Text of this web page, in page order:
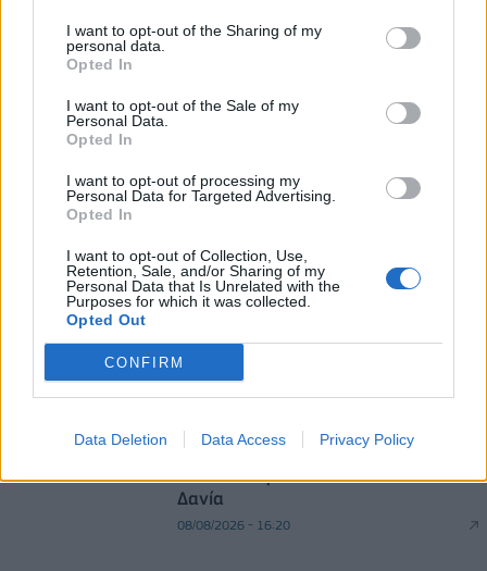
I want to opt-out of the Sharing of my
personal data.
Opted In
I want to opt-out of the Sale of my
Personal Data.
Opted In
I want to opt-out of processing my
Personal Data for Targeted Advertising.
Opted In
I want to opt-out of Collection, Use,
Retention, Sale, and/or Sharing of my
Personal Data that Is Unrelated with the
Purposes for which it was collected.
Opted Out
CONFIRM
Data Deletion Data Access Privacy Policy
Χρηματιστήριο Αθηνών: Εβδομαδιαία άνοδος
1,76%, κέρδη 23,31% από τις αρχές του έτους
08/08/2026 - 12:36 ΟΙΚΟΝΟΜΙΑ
Διευρύνεται η πρωτοβουλία για τις τιμές στο ράφι
08/08/2026 - 12:12 ΛΙΑΝΕΜΠΟΡΙΟ
DIRECTION BUSINESS NETWORK
Live στις 19:30, ο αγώνας της
Εθνικής Κορασίδων απέναντι στη
Δανία
08/08/2026 - 16:20